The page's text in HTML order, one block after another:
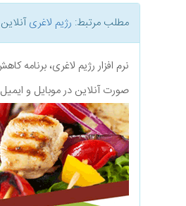
مطلب مرتبط: رژیم لاغریآنلاین
نرم افزار رژیم لاغری، برنامه
صورت آنلاین در موبایل و